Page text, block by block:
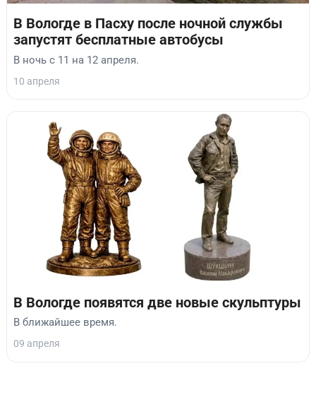
В Вологде в Пасху после ночной службы
запустят бесплатные автобусы
В ночь с 11 на 12 апреля.
10 апреля
В Вологде появятся две новые скульптуры
В ближайшее время.
09 апреля